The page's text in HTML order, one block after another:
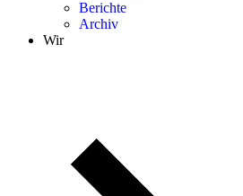
Berichte
Archiv
Wir